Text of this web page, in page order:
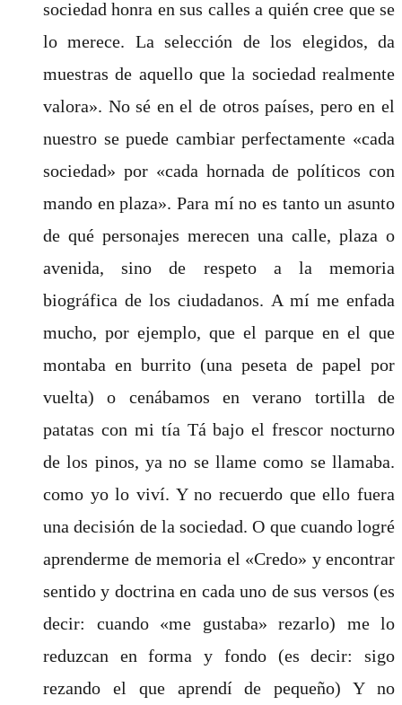
sociedad honra en sus calles a quién cree que se
lo merece. La selección de los elegidos, da
muestras de aquello que la sociedad realmente
valora». No sé en el de otros países, pero en el
nuestro se puede cambiar perfectamente «cada
sociedad» por «cada hornada de políticos con
mando en plaza». Para mí no es tanto un asunto
de qué personajes merecen una calle, plaza o
avenida, sino de respeto a la memoria
biográfica de los ciudadanos. A mí me enfada
mucho, por ejemplo, que el parque en el que
montaba en burrito (una peseta de papel por
vuelta) o cenábamos en verano tortilla de
patatas con mi tía Tá bajo el frescor nocturno
de los pinos, ya no se llame como se llamaba.
como yo lo viví. Y no recuerdo que ello fuera
una decisión de la sociedad. O que cuando logré
aprenderme de memoria el «Credo» y encontrar
sentido y doctrina en cada uno de sus versos (es
decir: cuando «me gustaba» rezarlo) me lo
reduzcan en forma y fondo (es decir: sigo
rezando el que aprendí de pequeño) Y no